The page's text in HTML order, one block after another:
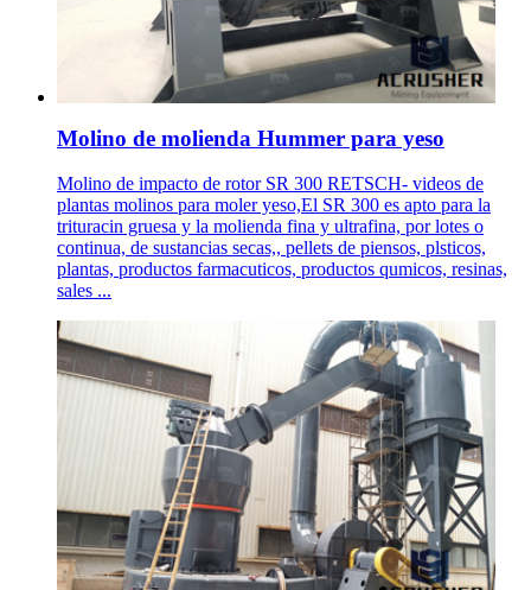
Molino de molienda Hummer para yeso
Molino de impacto de rotor SR 300 RETSCH- videos de
plantas molinos para moler yeso,El SR 300 es apto para la
trituracin gruesa y la molienda fina y ultrafina, por lotes o
continua, de sustancias secas,, pellets de piensos, plsticos,
plantas, productos farmacuticos, productos qumicos, resinas,
sales ...